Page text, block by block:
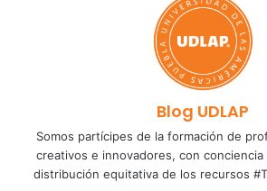
Blog UDLAP
Somos partícipes de la formación de
creativos e innovadores, con conciencia
distribución equitativa de los recursos